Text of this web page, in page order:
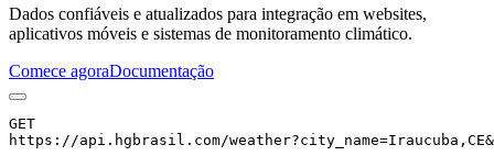
Dados confiáveis e atualizados para integração em websites,
aplicativos móveis e sistemas de monitoramento climático.
Comece agoraDocumentação
GET
https://api.hgbrasil.com/weather?city_name=Iraucuba,CE&